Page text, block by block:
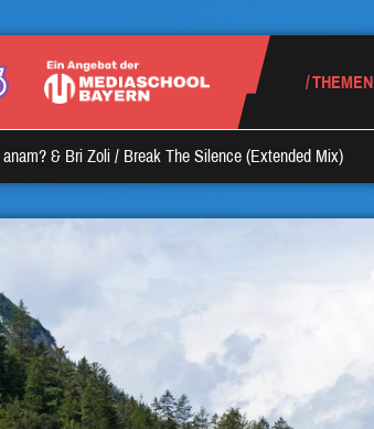
THEMEN
anam? & Bri Zoli / Break The Silence (Extended Mix)